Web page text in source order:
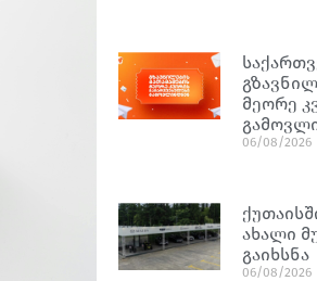
მეორე
06/08/2026
ახალი
გაიხსნა
06/08/2026